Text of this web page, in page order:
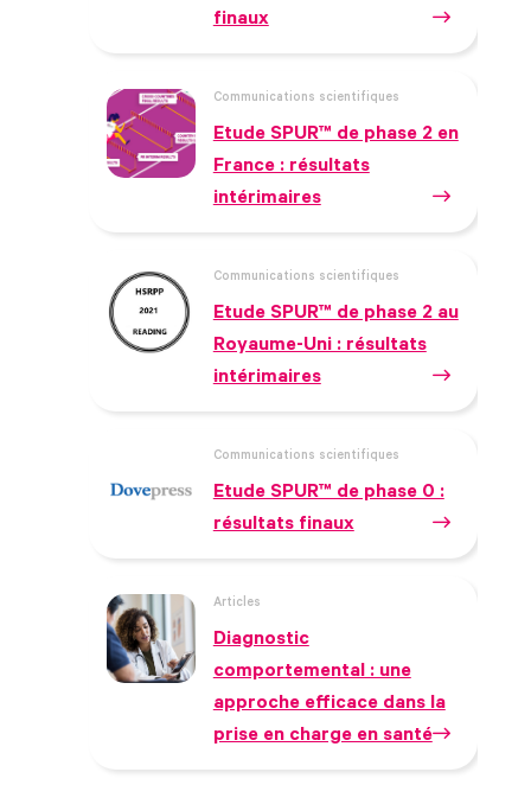
finaux
Communications scientifiques
Etude SPUR™ de phase 2 en
France : résultats
intérimaires
Communications scientifiques
Etude SPUR™ de phase 2 au
Royaume-Uni : résultats
intérimaires
Communications scientifiques
Etude SPUR™ de phase 0 :
résultats finaux
Articles
Diagnostic
comportemental : une
approche efficace dans la
prise en charge en santé